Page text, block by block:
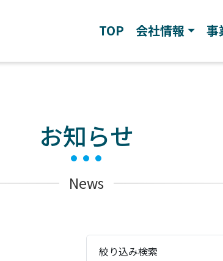
TOP 会社情報 事
お知らせ
News
絞り込み検索